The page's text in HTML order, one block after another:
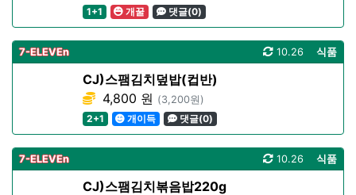
1+1
개꿀 댓글(0)
7-ELEVEn 식품
10.26
CJ)스팸김치덮밥(컵반)
4,800 원 (3,200원)
2+1
개이득 댓글(0)
7-ELEVEn 식품
10.26
CJ)스팸김치볶음밥220g